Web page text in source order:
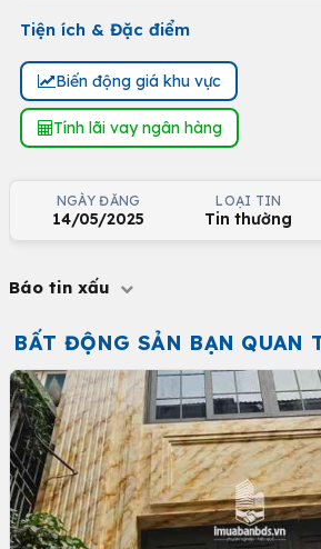
Tiện ích & Đặc điểm
Biến động giá khu vực
Tính lãi vay ngân hàng
NGÀY ĐĂNG
14/05/2025
LOẠI TIN
Tin thường
Báo tin xấu
BẤT ĐỘNG SẢN BẠN QUAN